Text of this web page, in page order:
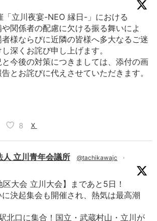
「立川夜宴-NEO 縁日-」における
関係者の配慮に欠ける振る舞いによ
者様ならびに近隣の皆様へ多大なるご迷
深くお詫び申し上げます。
今後の対策につきましては、添付の画
とお詫びに代えさせていただきます。
8 X
人 立川青年会議所 @tachikawajc
·
区大会 立川大会】まであと5日！
決起集会も開催され、熱気は最高潮
北口に集合！国立・武蔵村山・立川が